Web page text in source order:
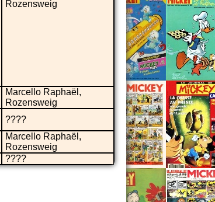
Rozensweig
Marcello Raphaël,
Rozensweig
????
Marcello Raphaël,
Rozensweig
????